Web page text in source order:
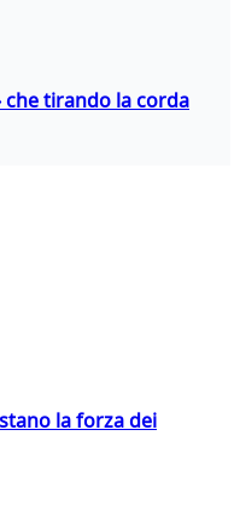
che tirando la corda
la forza dei